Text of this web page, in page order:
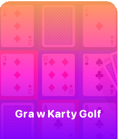
Gra w Karty Golf